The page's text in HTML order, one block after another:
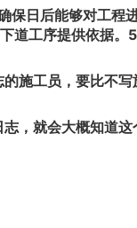
保日后能够对工程
道工序提供依据。
施工员，要比不
，就会大概知道